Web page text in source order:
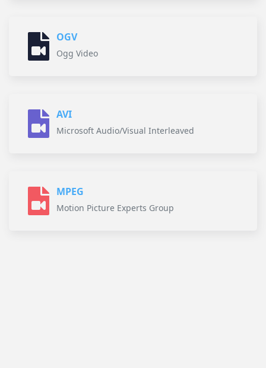
OGV
Ogg Video
AVI
Microsoft Audio/Visual Interleaved
MPEG
Motion Picture Experts Group